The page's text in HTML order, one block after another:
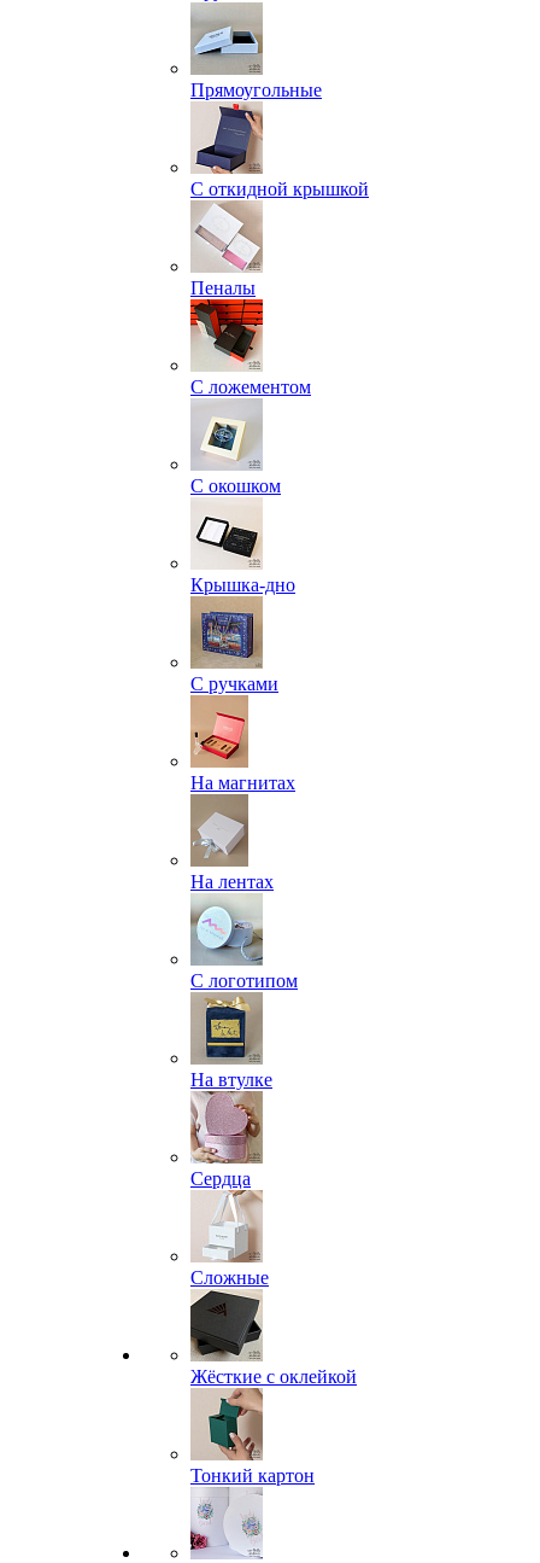
Прямоугольные
С откидной крышкой
Пеналы
С ложементом
С окошком
Крышка-дно
С ручками
На магнитах
На лентах
С логотипом
На втулке
Сердца
Сложные
Жёсткие с оклейкой
Тонкий картон